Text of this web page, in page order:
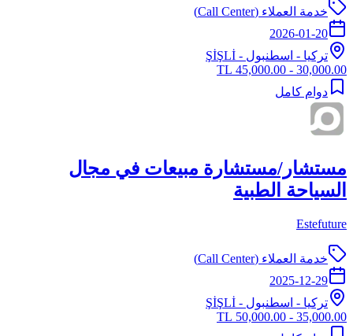
خدمة العملاء (Call Center)
2026-01-20
تركيا - اسطنبول - ŞİŞLİ
30,000.00 - 45,000.00 TL
دوام كامل
مستشار/مستشارة مبيعات في مجال
السياحة الطبية
Estefuture
خدمة العملاء (Call Center)
2025-12-29
تركيا - اسطنبول - ŞİŞLİ
35,000.00 - 50,000.00 TL